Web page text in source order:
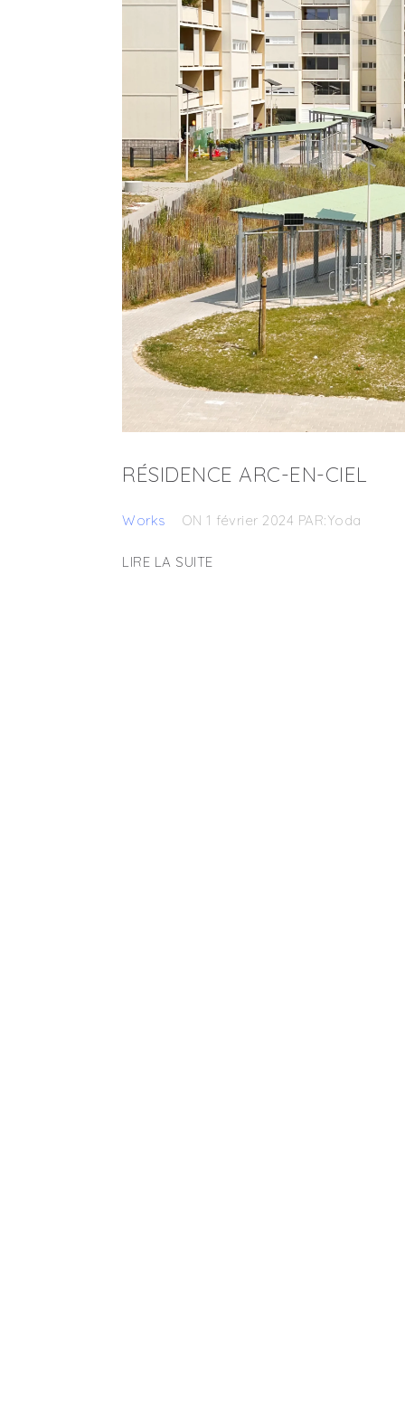
RÉSIDENCE ARC-EN-CIEL
Works ON 1 février 2024 PAR:Yoda
LIRE LA SUITE